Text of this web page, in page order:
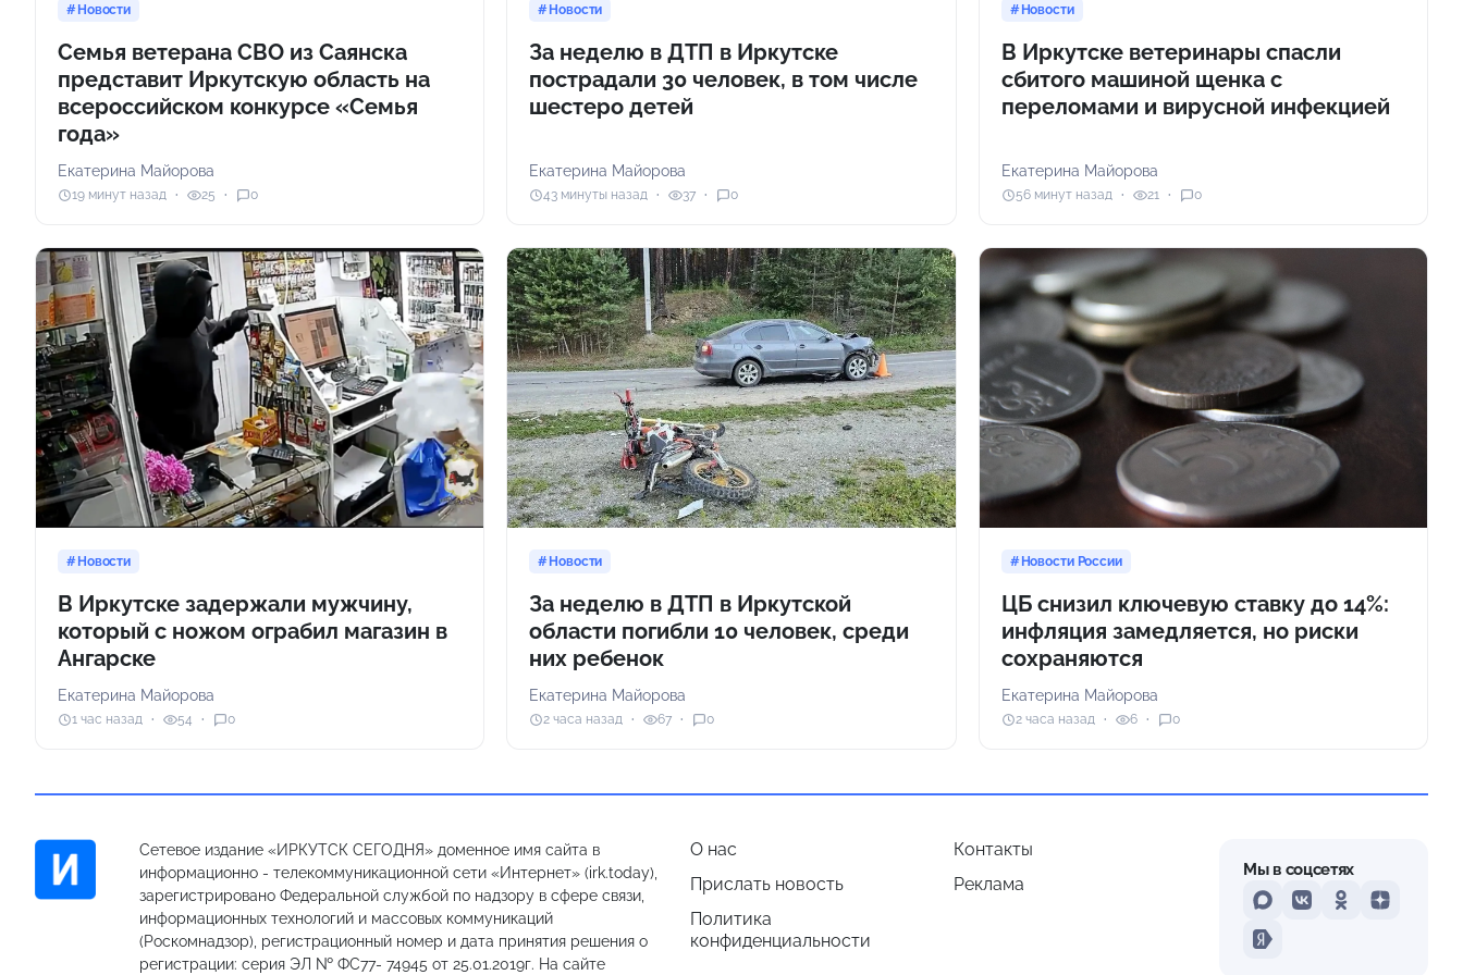
Новости
Семья ветерана СВО из Саянска
представит Иркутскую область на
всероссийском конкурсе «Семья
года»
Екатерина Майорова
19 минут назад 25 0
Новости
За неделю в ДТП в Иркутске
пострадали 30 человек, в том числе
шестеро детей
Екатерина Майорова
43 минуты назад 37 0
Новости
В Иркутске ветеринары спасли
сбитого машиной щенка с
переломами и вирусной инфекцией
Екатерина Майорова
56 минут назад 21 0
Новости
В Иркутске задержали мужчину,
который с ножом ограбил магазин в
Ангарске
Екатерина Майорова
1 час назад 54 0
Новости
За неделю в ДТП в Иркутской
области погибли 10 человек, среди
них ребенок
Екатерина Майорова
2 часа назад 67 0
Новости России
ЦБ снизил ключевую ставку до 14%:
инфляция замедляется, но риски
сохраняются
Екатерина Майорова
2 часа назад 6 0
Сетевое издание «ИРКУТСК СЕГОДНЯ» доменное имя сайта в
информационно - телекоммуникационной сети «Интернет» (irk.today),
зарегистрировано Федеральной службой по надзору в сфере связи,
информационных технологий и массовых коммуникаций
(Роскомнадзор), регистрационный номер и дата принятия решения о
регистрации: серия ЭЛ № ФС77- 74945 от 25.01.2019г. На сайте
О нас
Контакты
Прислать новость
Реклама
Политика
конфиденциальности
Мы в соцсетях
MAXVKontakteOdnoklassniki
Dzen
Yandex